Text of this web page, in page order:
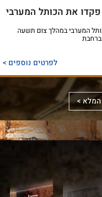
פקדו את הכותל המערבי
המערבי במהלך צום תשעה
לפרטים נוספים >
המלא >
מפואר
המשחזר
את
על
לערב